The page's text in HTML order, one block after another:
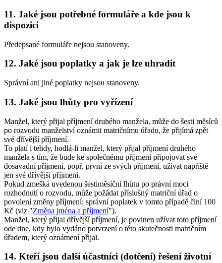
11. Jaké jsou potřebné formuláře a kde jsou k
dispozici
Předepsané formuláře nejsou stanoveny.
12. Jaké jsou poplatky a jak je lze uhradit
Správní ani jiné poplatky nejsou stanoveny.
13. Jaké jsou lhůty pro vyřízení
Manžel, který přijal příjmení druhého manžela, může do šesti měsíců
po rozvodu manželství oznámit matričnímu úřadu, že přijímá zpět
své dřívější příjmení.
To platí i tehdy, hodlá-li manžel, který přijal příjmení druhého
manžela s tím, že bude ke společnému příjmení připojovat své
dosavadní příjmení, popř. první ze svých příjmení, užívat napříště
jen své dřívější příjmení.
Pokud zmešká uvedenou šestiměsíční lhůtu po právní moci
rozhodnutí o rozvodu, může požádat příslušný matriční úřad o
povolení změny příjmení; správní poplatek v tomto případě činí 100
Kč (viz "Změna jména a příjmení").
Manžel, který přijal dřívější příjmení, je povinen užívat toto příjmení
ode dne, kdy bylo vydáno potvrzení o této skutečnosti matričním
úřadem, který oznámení přijal.
14. Kteří jsou další účastníci (dotčení) řešení životní